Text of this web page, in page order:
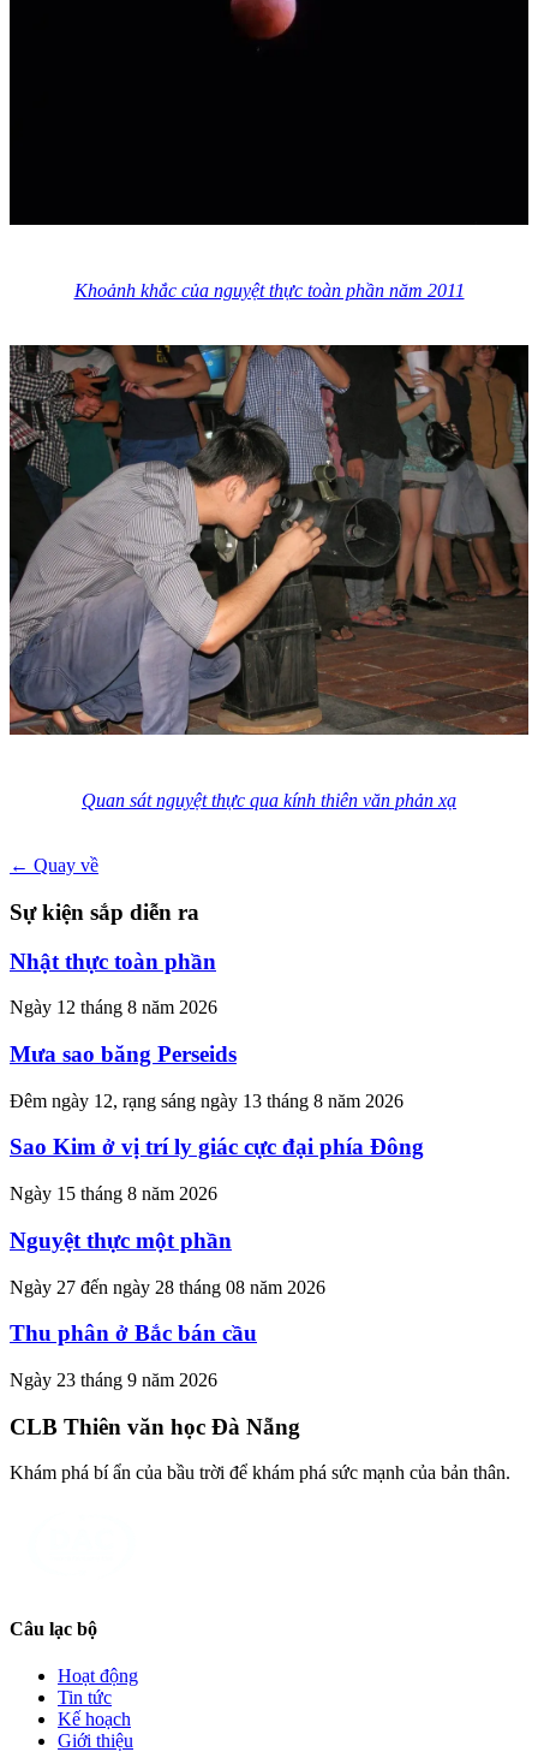
Khoảnh khắc của nguyệt thực toàn phần năm 2011
Quan sát nguyệt thực qua kính thiên văn phản xạ
← Quay về
Sự kiện sắp diễn ra
Nhật thực toàn phần
Ngày 12 tháng 8 năm 2026
Mưa sao băng Perseids
Đêm ngày 12, rạng sáng ngày 13 tháng 8 năm 2026
Sao Kim ở vị trí ly giác cực đại phía Đông
Ngày 15 tháng 8 năm 2026
Nguyệt thực một phần
Ngày 27 đến ngày 28 tháng 08 năm 2026
Thu phân ở Bắc bán cầu
Ngày 23 tháng 9 năm 2026
CLB Thiên văn học Đà Nẵng
Khám phá bí ẩn của bầu trời để khám phá sức mạnh của bản thân.
Câu lạc bộ
Hoạt động
Tin tức
Kế hoạch
Giới thiệu